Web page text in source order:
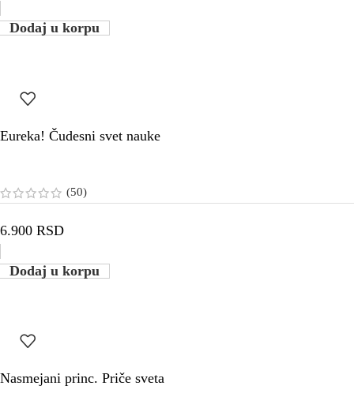
Dodaj u korpu
Eureka! Čudesni svet nauke
(50)
6.900 RSD
Dodaj u korpu
Nasmejani princ. Priče sveta